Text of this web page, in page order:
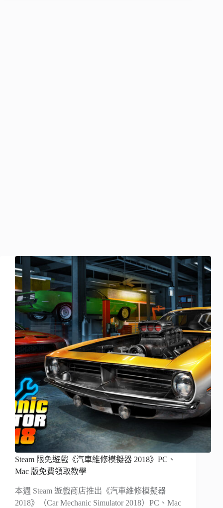
Steam 限免遊戲《汽車維修模擬器 2018》PC、
Mac 版免費領取教學
本週 Steam 遊戲商店推出《汽車維修模擬器
2018》（Car Mechanic Simulator 2018）PC、Mac